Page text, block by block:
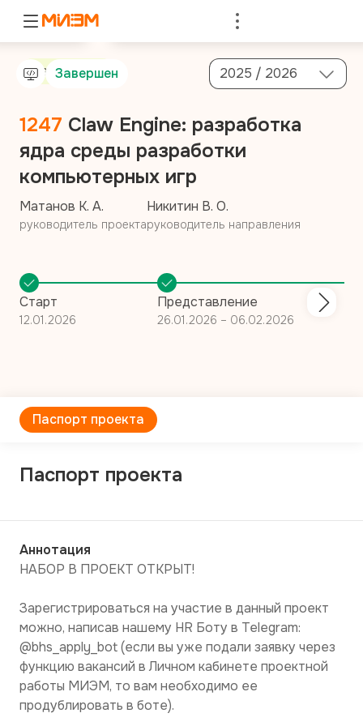
Завершен 2025 / 2026
Мастерская
1247 Claw Engine: разработка
ядра среды разработки
компьютерных игр
Матанов К. А.
руководитель проекта
Никитин В. О.
руководитель направления
Старт
12.01.2026
Представление
26.01.2026 – 06.02.2026
Паспорт проекта
Паспорт проекта
Аннотация
НАБОР В ПРОЕКТ ОТКРЫТ!
Зарегистрироваться на участие в данный проект
можно, написав нашему HR Боту в Telegram:
@bhs_apply_bot (если вы уже подали заявку через
функцию вакансий в Личном кабинете проектной
работы МИЭМ, то вам необходимо ее
продублировать в боте).